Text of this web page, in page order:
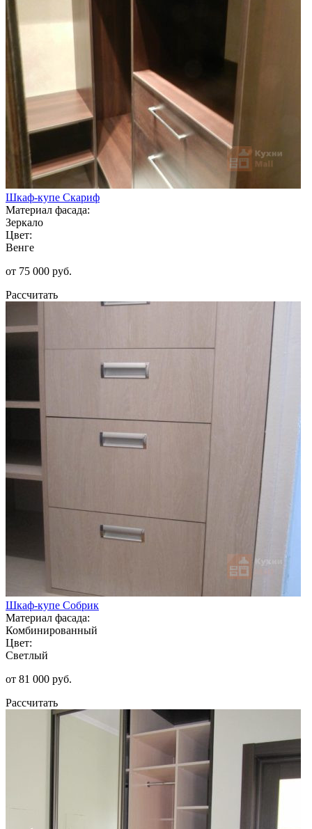
Шкаф-купе Скариф
Материал фасада:
Зеркало
Цвет:
Венге
от 75 000 руб.
Рассчитать
Шкаф-купе Собрик
Материал фасада:
Комбинированный
Цвет:
Светлый
от 81 000 руб.
Рассчитать